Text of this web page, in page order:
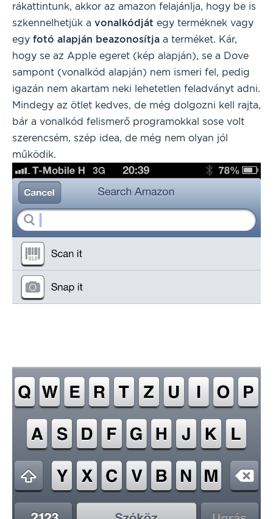
rákattintunk, akkor az amazon felajánlja, hogy be is
szkennelhetjük a vonalkódját egy terméknek vagy
egy fotó alapján beazonosítja a terméket. Kár,
hogy se az Apple egeret (kép alapján), se a Dove
sampont (vonalkód alapján) nem ismeri fel, pedig
igazán nem akartam neki lehetetlen feladványt adni.
Mindegy az ötlet kedves, de még dolgozni kell rajta,
bár a vonalkód felismerő programokkal sose volt
szerencsém, szép idea, de még nem olyan jól
működik.